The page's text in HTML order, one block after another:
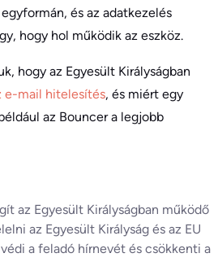
és az adatkezelés
hogy hol működik az eszköz.
hogy az Egyesült Királyságban
e-mail hitelesítés, és miért egy
az Bouncer a legjobb
az Egyesült Királyságban működő
az Egyesült Királyság és az EU
a feladó hírnevét és csökkenti a